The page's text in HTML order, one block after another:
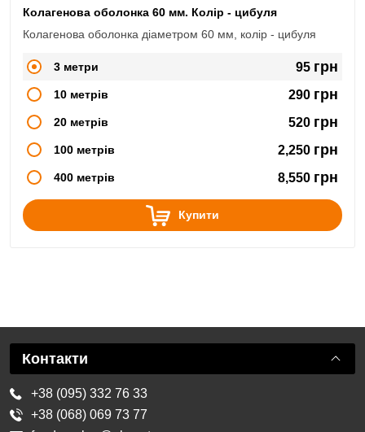
Колагенова оболонка 60 мм. Колір - цибуля
Колагенова оболонка діаметром 60 мм, колір - цибуля
3 метри 95 грн
10 метрів 290 грн
20 метрів 520 грн
100 метрів 2,250 грн
400 метрів 8,550 грн
Купити
Контакти
+38 (095) 332 76 33
+38 (068) 069 73 77